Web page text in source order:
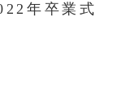
年卒業式